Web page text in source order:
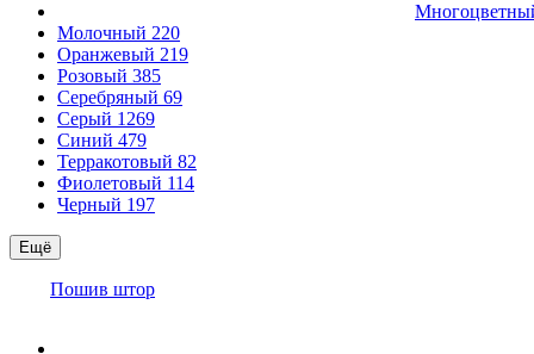
Молочный 220
Оранжевый 219
Розовый 385
Серебряный 69
Серый 1269
Синий 479
Терракотовый 82
Фиолетовый 114
Черный 197
Ещё
Пошив штор